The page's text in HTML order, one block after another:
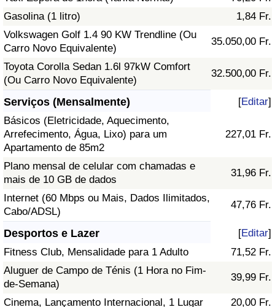
Gasolina (1 litro)
1,84 Fr.
Volkswagen Golf 1.4 90 KW Trendline (Ou
Carro Novo Equivalente)
35.050,00 Fr.
Toyota Corolla Sedan 1.6l 97kW Comfort
(Ou Carro Novo Equivalente)
32.500,00 Fr.
Serviços (Mensalmente) [Editar]
Básicos (Eletricidade, Aquecimento,
Arrefecimento, Água, Lixo) para um
Apartamento de 85m2
227,01 Fr.
Plano mensal de celular com chamadas e
mais de 10 GB de dados
31,96 Fr.
Internet (60 Mbps ou Mais, Dados Ilimitados,
Cabo/ADSL)
47,76 Fr.
Desportos e Lazer [Editar]
Fitness Club, Mensalidade para 1 Adulto
71,52 Fr.
Aluguer de Campo de Ténis (1 Hora no Fim-
de-Semana)
39,99 Fr.
Cinema, Lançamento Internacional, 1 Lugar 20,00 Fr.